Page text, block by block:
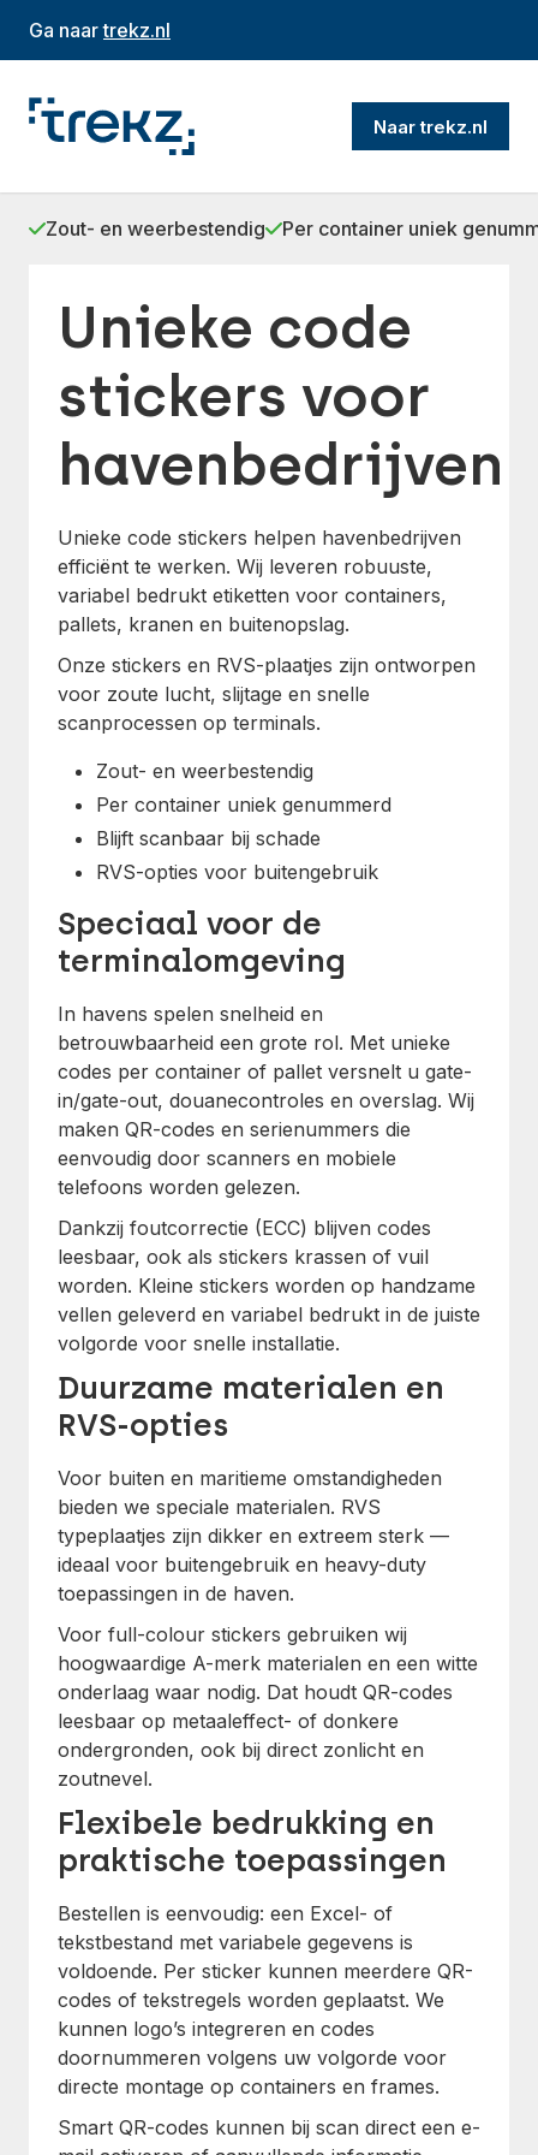
Ga naartrekz.nl
Naar trekz.nl
Zout- en weerbestendig Per container uniek
Unieke code
stickers voor
havenbedrijven
Unieke code stickers helpen havenbedrijven
efficiënt te werken. Wij leveren robuuste,
variabel bedrukt etiketten voor containers,
pallets, kranen en buitenopslag.
Onze stickers en RVS-plaatjes zijn ontworpen
voor zoute lucht, slijtage en snelle
scanprocessen op terminals.
Zout- en weerbestendig
Per container uniek genummerd
Blijft scanbaar bij schade
RVS-opties voor buitengebruik
Speciaal voor de
terminalomgeving
In havens spelen snelheid en
betrouwbaarheid een grote rol. Met unieke
codes per container of pallet versnelt u gate-
in/gate-out, douanecontroles en overslag. Wij
maken QR-codes en serienummers die
eenvoudig door scanners en mobiele
telefoons worden gelezen.
Dankzij foutcorrectie (ECC) blijven codes
leesbaar, ook als stickers krassen of vuil
worden. Kleine stickers worden op handzame
vellen geleverd en variabel bedrukt in de juiste
volgorde voor snelle installatie.
Duurzame materialen en
RVS-opties
Voor buiten en maritieme omstandigheden
bieden we speciale materialen. RVS
typeplaatjes zijn dikker en extreem sterk —
ideaal voor buitengebruik en heavy-duty
toepassingen in de haven.
Voor full-colour stickers gebruiken wij
hoogwaardige A-merk materialen en een witte
onderlaag waar nodig. Dat houdt QR-codes
leesbaar op metaaleffect- of donkere
ondergronden, ook bij direct zonlicht en
zoutnevel.
Flexibele bedrukking en
praktische toepassingen
Bestellen is eenvoudig: een Excel- of
tekstbestand met variabele gegevens is
voldoende. Per sticker kunnen meerdere QR-
codes of tekstregels worden geplaatst. We
kunnen logo’s integreren en codes
doornummeren volgens uw volgorde voor
directe montage op containers en frames.
Smart QR-codes kunnen bij scan direct een e-